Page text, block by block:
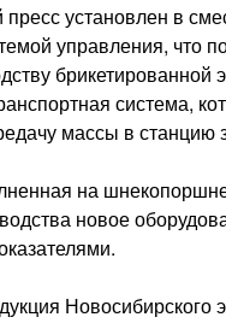
установлен в
управления, что
система,
массы в станцию
на
новое
Новосибирского